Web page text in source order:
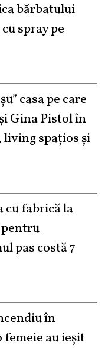
bărbatului
spray pe
casa pe care
Gina Pistol în
spațios și
cu fabrică la
pas costă 7
în
femeie au ieșit